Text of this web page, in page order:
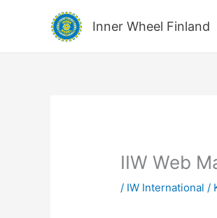
Inner Wheel Finland
IIW Web
/ IW International /